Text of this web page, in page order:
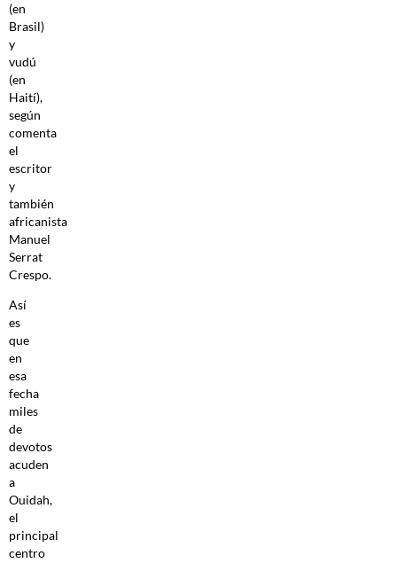
(en
Brasil)
y
vudú
(en
Haití),
según
comenta
el
escritor
y
también
africanista
Manuel
Serrat
Crespo.
Así
es
que
en
esa
fecha
miles
de
devotos
acuden
a
Ouidah,
el
principal
centro